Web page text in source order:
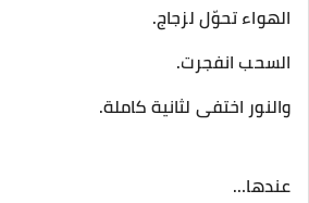
الهواء تحوّل لزجاج.
السحب انفجرت.
والنور اختفى لثانية كاملة.
عندها…